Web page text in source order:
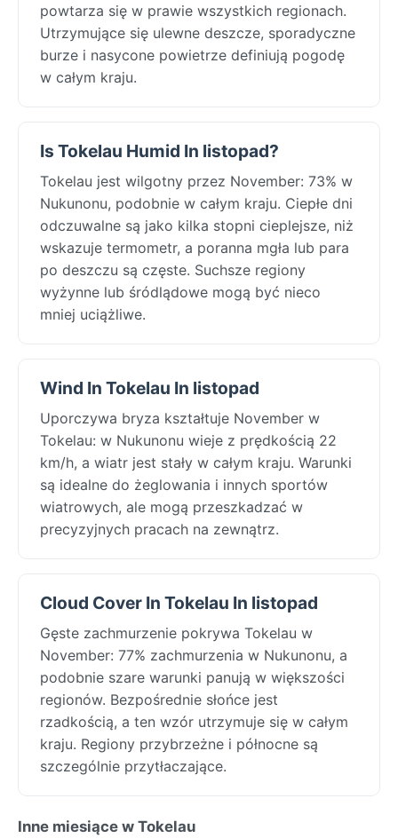
powtarza się w prawie wszystkich regionach.
Utrzymujące się ulewne deszcze, sporadyczne
burze i nasycone powietrze definiują pogodę
w całym kraju.
Is Tokelau Humid In listopad?
Tokelau jest wilgotny przez November: 73% w
Nukunonu, podobnie w całym kraju. Ciepłe dni
odczuwalne są jako kilka stopni cieplejsze, niż
wskazuje termometr, a poranna mgła lub para
po deszczu są częste. Suchsze regiony
wyżynne lub śródlądowe mogą być nieco
mniej uciążliwe.
Wind In Tokelau In listopad
Uporczywa bryza kształtuje November w
Tokelau: w Nukunonu wieje z prędkością 22
km/h, a wiatr jest stały w całym kraju. Warunki
są idealne do żeglowania i innych sportów
wiatrowych, ale mogą przeszkadzać w
precyzyjnych pracach na zewnątrz.
Cloud Cover In Tokelau In listopad
Gęste zachmurzenie pokrywa Tokelau w
November: 77% zachmurzenia w Nukunonu, a
podobnie szare warunki panują w większości
regionów. Bezpośrednie słońce jest
rzadkością, a ten wzór utrzymuje się w całym
kraju. Regiony przybrzeżne i północne są
szczególnie przytłaczające.
Inne miesiące w Tokelau